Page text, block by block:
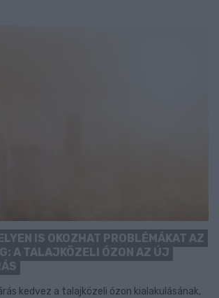
IS OKOZHAT PROBLÉMÁKAT AZ
A TALAJKÖZELI ÓZON AZ ÚJ
kedvez a talajközeli ózon kialakulásának,